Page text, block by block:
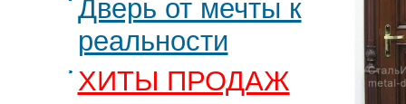
Дверь от мечты к
реальности
ХИТЫ ПРОДАЖ